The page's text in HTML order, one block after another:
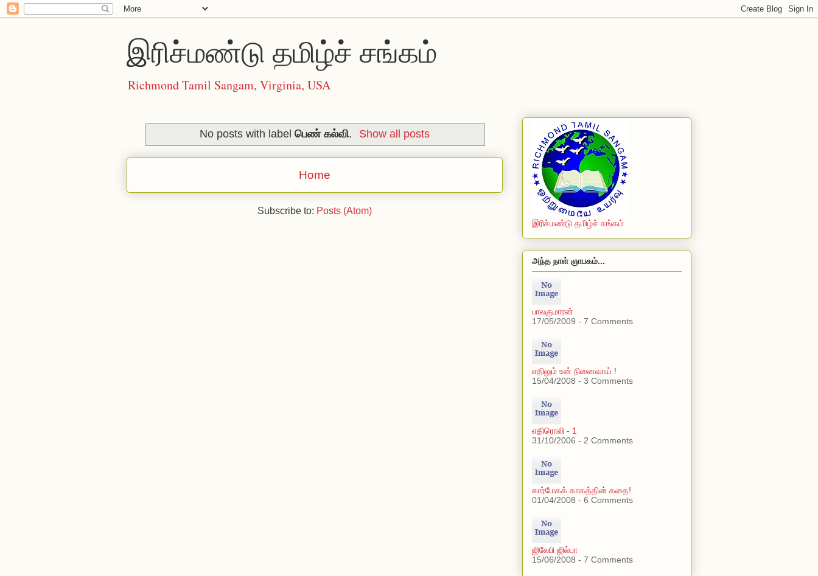
இரிச்மண்டு தமிழ்ச் சங்கம்
Richmond Tamil Sangam, Virginia, USA
No posts with label பெண் கல்வி. Show all posts
Home
Subscribe to: Posts (Atom)
இரிச்மண்டு தமிழ்ச் சங்கம்
அந்த நாள் ஞாபகம்...
பாலகுமாரன்
17/05/2009 - 7 Comments
எதிலும் உன் நினைவாய் !
15/04/2008 - 3 Comments
எதிரொலி - 1
31/10/2006 - 2 Comments
கார்மேகக் காகத்தின் கதை!
01/04/2008 - 6 Comments
ஜிலேபி ஜில்பா
15/06/2008 - 7 Comments